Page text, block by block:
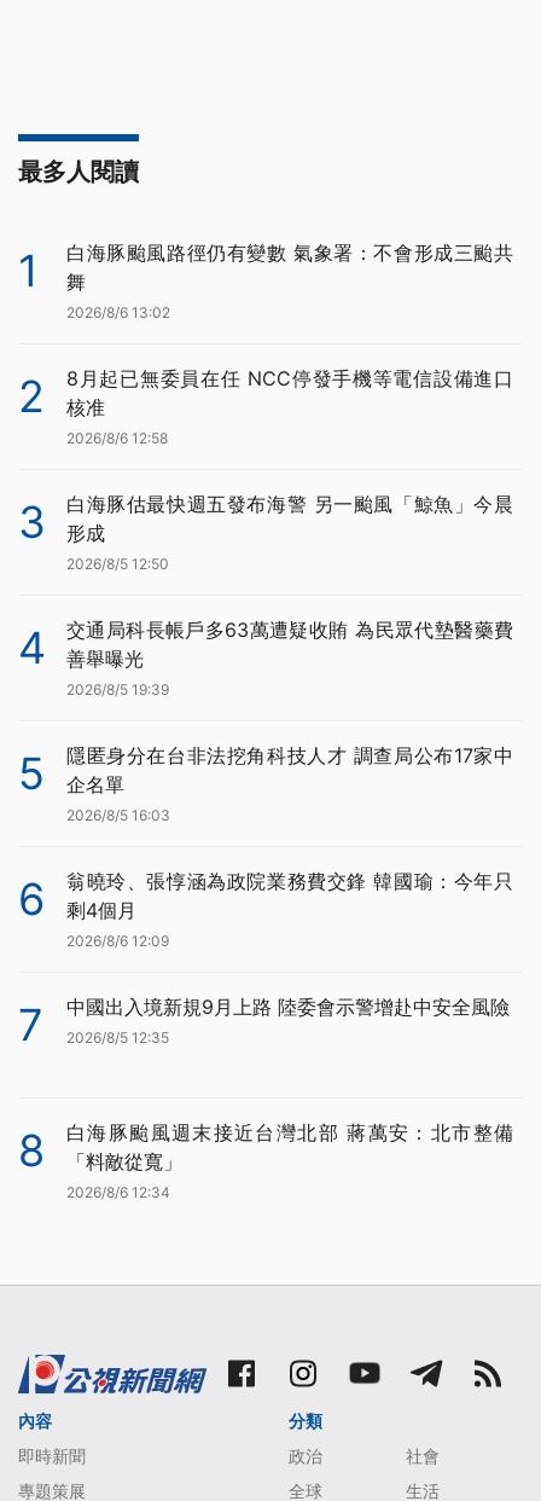
最多人閱讀
1
白海豚颱風路徑仍有變數 氣象署：不會形成三颱共
舞
2026/8/6 13:02
2
8月起已無委員在任 NCC停發手機等電信設備進口
核准
2026/8/6 12:58
3
白海豚估最快週五發布海警 另一颱風「鯨魚」今晨
形成
2026/8/5 12:50
4
交通局科長帳戶多63萬遭疑收賄 為民眾代墊醫藥費
善舉曝光
2026/8/5 19:39
5
隱匿身分在台非法挖角科技人才 調查局公布17家中
企名單
2026/8/5 16:03
6
翁曉玲、張惇涵為政院業務費交鋒 韓國瑜：今年只
剩4個月
2026/8/6 12:09
7 中國出入境新規9月上路 陸委會示警增赴中安全風險
2026/8/5 12:35
8
白海豚颱風週末接近台灣北部 蔣萬安：北市整備
「料敵從寬」
2026/8/6 12:34
內容
即時新聞
專題策展
分類
政治
社會
全球
生活